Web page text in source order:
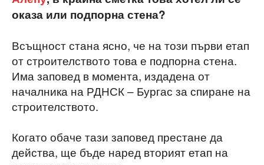
оказа или подпорна стена?
Всъщност стана ясно, че на този първи етап
от строителството това е подпорна стена.
Има заповед в момента, издадена от
началника на РДНСК – Бургас за спиране на
строителството.
Когато обаче тази заповед престане да
действа, ще бъде наред вторият етап на